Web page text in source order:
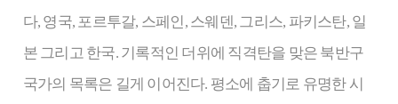
다, 영국, 포르투갈, 스페인, 스웨덴, 그리스, 파키스탄, 일
본 그리고 한국. 기록적인 더위에 직격탄을 맞은 북반구
국가의 목록은 길게 이어진다. 평소에 춥기로 유명한 시